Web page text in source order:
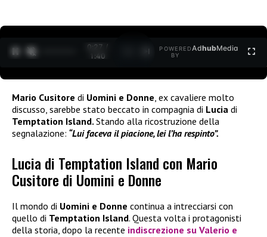
0:28 /
1:40
POWERED
BY
AdhubMedia
Mario Cusitore di Uomini e Donne , ex cavaliere molto
discusso, sarebbe stato beccato in compagnia di Lucia di
Temptation Island. Stando alla ricostruzione della
segnalazione: “Lui faceva il piacione, lei l’ha respinto”.
Lucia di Temptation Island con Mario
Cusitore di Uomini e Donne
Il mondo di Uomini e Donne continua a intrecciarsi con
quello di Temptation Island. Questa volta i protagonisti
della storia, dopo la recente indiscrezione su Valerio e